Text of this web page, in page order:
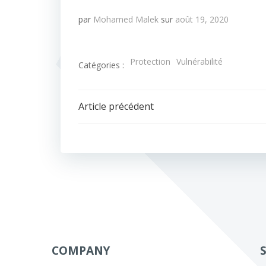
par Mohamed Malek sur août 19, 2020
Catégories : Protection Vulnérabilité
Navigation
l’article
Article précédent
COMPANY